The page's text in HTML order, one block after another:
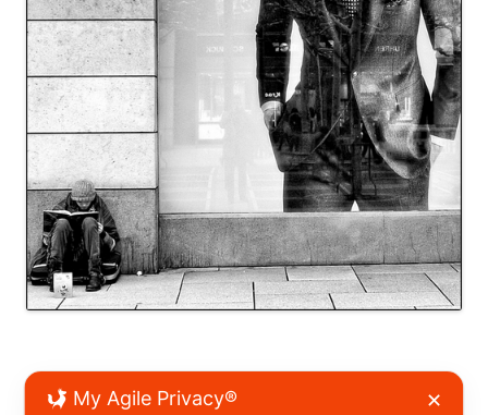
Kommentar verfassen
My Agile Privacy® ✕